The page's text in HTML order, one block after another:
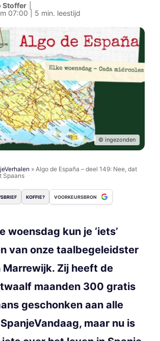
Stoffer
07:00 | 5 min. leestijd
© ingezonden
» Algo de España – deel 149: Nee, dat
Spaans
KOFFIE? VOORKEURSBRON
woensdag kun je ‘iets’
van onze taalbegeleidster
Marrewijk. Zij heeft de
maanden 300 gratis
geschonken aan alle
maar nu is